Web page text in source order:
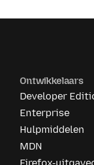
Ontwikkelaars
Developer
Enterprise
Hulpmiddelen
MDN